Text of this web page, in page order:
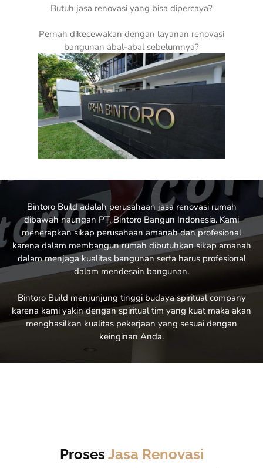
Butuh jasa renovasi yang bisa dipercaya?
Pernah dikecewakan dengan layanan renovasi
bangunan abal-abal sebelumnya?
Bintoro Buildadalah perusahaan jasa renovasi rumah
dibawah naungan PT. Bintoro Bangun Indonesia. Kami
menerapkan sikap perusahaan amanah dan profesional
karena dalam membangun rumah dibutuhkan sikap amanah
dalam menjaga kualitas bangunan serta harus profesional
dalam mendesain bangunan.
Bintoro Build menjunjung tinggi budaya spiritual company
karena kami yakin dengan spiritual tim yang kuat maka akan
menghasilkan kualitas pekerjaan yang sesuai dengan
keinginan Anda.
Proses Jasa Renovasi